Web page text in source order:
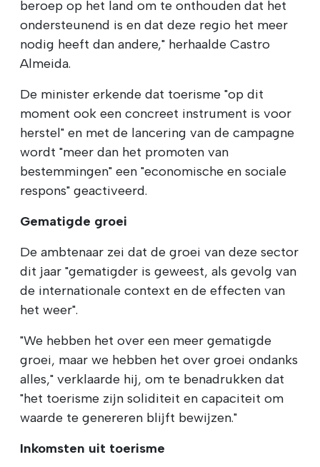
beroep op het land om te onthouden dat het
ondersteunend is en dat deze regio het meer
nodig heeft dan andere," herhaalde Castro
Almeida.
De minister erkende dat toerisme "op dit
moment ook een concreet instrument is voor
herstel" en met de lancering van de campagne
wordt "meer dan het promoten van
bestemmingen" een "economische en sociale
respons" geactiveerd.
Gematigde groei
De ambtenaar zei dat de groei van deze sector
dit jaar "gematigder is geweest, als gevolg van
de internationale context en de effecten van
het weer".
"We hebben het over een meer gematigde
groei, maar we hebben het over groei ondanks
alles," verklaarde hij, om te benadrukken dat
"het toerisme zijn soliditeit en capaciteit om
waarde te genereren blijft bewijzen."
Inkomsten uit toerisme